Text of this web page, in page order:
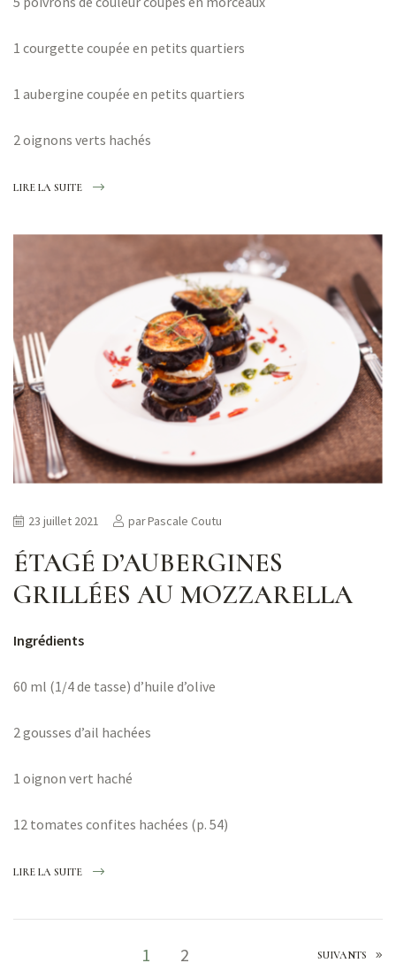
1 courgette coupée en petits quartiers
1 aubergine coupée en petits quartiers
2 oignons verts hachés
LIRE LA SUITE
ÉTAGÉ D’AUBERGINES
GRILLÉES AU MOZZARELLA
23 juillet 2021 parPascale Coutu
Ingrédients
60 ml (1/4 de tasse) d’huile d’olive
2 gousses d’ail hachées
1 oignon vert haché
12 tomates confites hachées (p. 54)
LIRE LA SUITE
1 2 SUIVANTS